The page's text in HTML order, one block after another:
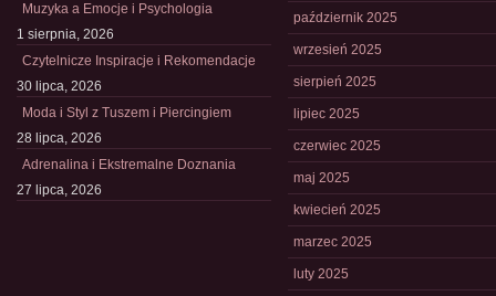
Muzyka a Emocje i Psychologia
1 sierpnia, 2026
Czytelnicze Inspiracje i Rekomendacje
30 lipca, 2026
Moda i Styl z Tuszem i Piercingiem
28 lipca, 2026
Adrenalina i Ekstremalne Doznania
27 lipca, 2026
październik 2025
wrzesień 2025
sierpień 2025
lipiec 2025
czerwiec 2025
maj 2025
kwiecień 2025
marzec 2025
luty 2025